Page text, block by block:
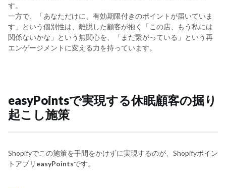
す。
一方で、「あなただけに、有効期限付きのポイントが届いていま
す」という個別性は、離脱した顧客が抱く「この店、もう私には
関係ないかな」という無関心を、「まだ繋がっている」という再
エンゲージメントに変える力を持っています。
easyPointsで実現する休眠顧客の掘り
起こし施策
Shopifyでこの施策を手間をかけずに実現するのが、Shopifyポイン
トアプリ easyPointsです。